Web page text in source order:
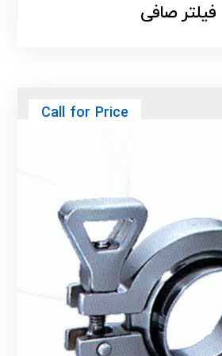
فیلتر صافی
Call for Price